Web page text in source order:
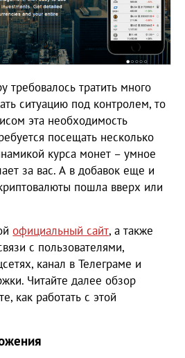
требовалось тратить много
ситуацию под контролем, то
эта необходимость
посещать несколько
курса монет – умное
за вас. А в добавок еще и
пошла вверх или
официальный сайт, а также
с пользователями,
канал в Телеграме и
Читайте далее обзор
как работать с этой